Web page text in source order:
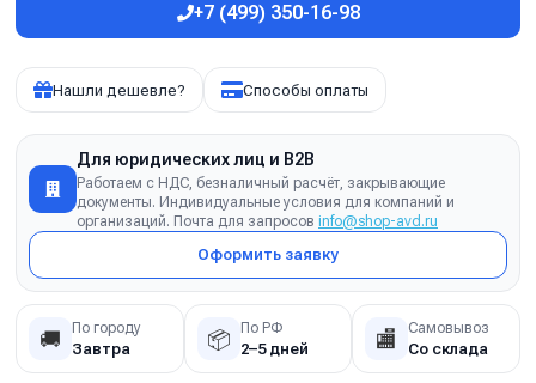
+7 (499) 350-16-98
Нашли дешевле? Способы оплаты
Для юридических лиц и B2B
Работаем с НДС, безналичный расчёт, закрывающие
документы. Индивидуальные условия для компаний и
организаций. Почта для запросов info@shop-avd.ru
Оформить заявку
🚚 По городу
Завтра 📦 По РФ
2–5 дней 🏬 Самовывоз
Со склада